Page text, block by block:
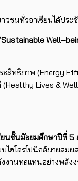
าวชนทั่วอาเซียนได้ประ
Sustainable Well–
ะสิทธิภาพ (Energy
(Healthy Lives & Well
ยนชั้นมัธยมศึกษาปีที่ 5
ไฮโดรโปนิกส์มาผสมผ
งงานทดแทนอย่างพลัง